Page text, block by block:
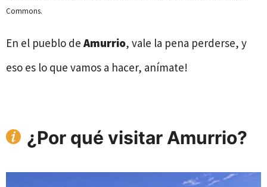
Commons.
En el pueblo de Amurrio, vale la pena perderse, y
eso es lo que vamos a hacer, anímate!
¿Por qué visitar Amurrio?